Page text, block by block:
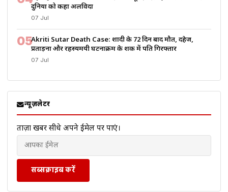
दुनिया को कहा अलविदा
07 Jul
05Akriti Sutar Death Case: शादी के 72 दिन बाद मौत, दहेज,
प्रताड़ना और रहस्यमयी घटनाक्रम के शक में पति गिरफ्तार
07 Jul
न्यूज़लेटर
ताज़ा खबरें सीधे अपने ईमेल पर पाएं।
सब्सक्राइब करें